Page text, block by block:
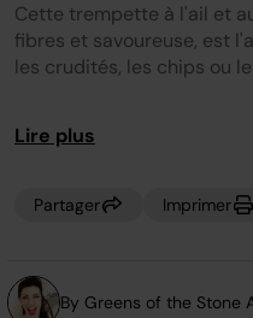
notation.
Lien
sur
la
Cette trempette à l'ail et
fibres et savoureuse, est
les crudités, les chips ou
Lire plus
Partager Imprimer
By Greens of the Stone